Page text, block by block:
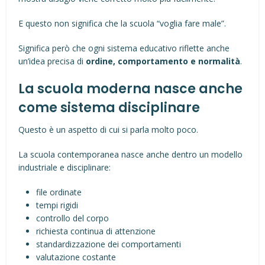
E questo non significa che la scuola “voglia fare male”.
Significa però che ogni sistema educativo riflette anche
un’idea precisa di ordine, comportamento e normalità.
La scuola moderna nasce anche
come sistema disciplinare
Questo è un aspetto di cui si parla molto poco.
La scuola contemporanea nasce anche dentro un modello
industriale e disciplinare:
file ordinate
tempi rigidi
controllo del corpo
richiesta continua di attenzione
standardizzazione dei comportamenti
valutazione costante